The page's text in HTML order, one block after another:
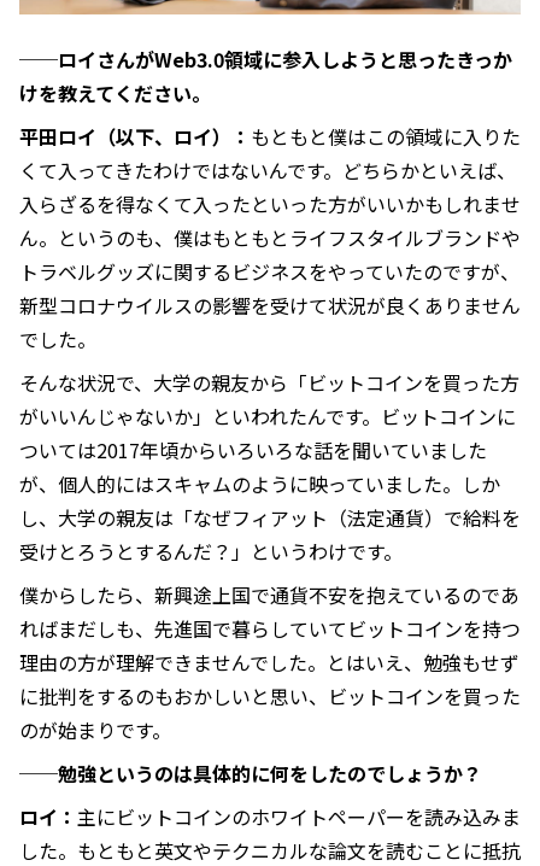
──ロイさんがWeb3.0領域に参入しようと思ったきっか
けを教えてください。
平田ロイ（以下、ロイ）： もともと僕はこの領域に入りた
くて入ってきたわけではないんです。どちらかといえば、
入らざるを得なくて入ったといった方がいいかもしれませ
ん。というのも、僕はもともとライフスタイルブランドや
トラベルグッズに関するビジネスをやっていたのですが、
新型コロナウイルスの影響を受けて状況が良くありません
でした。
そんな状況で、大学の親友から「ビットコインを買った方
がいいんじゃないか」といわれたんです。ビットコインに
ついては2017年頃からいろいろな話を聞いていました
が、個人的にはスキャムのように映っていました。しか
し、大学の親友は「なぜフィアット（法定通貨）で給料を
受けとろうとするんだ？」というわけです。
僕からしたら、新興途上国で通貨不安を抱えているのであ
ればまだしも、先進国で暮らしていてビットコインを持つ
理由の方が理解できませんでした。とはいえ、勉強もせず
に批判をするのもおかしいと思い、ビットコインを買った
のが始まりです。
──勉強というのは具体的に何をしたのでしょうか？
ロイ： 主にビットコインのホワイトペーパーを読み込みま
した。もともと英文やテクニカルな論文を読むことに抵抗